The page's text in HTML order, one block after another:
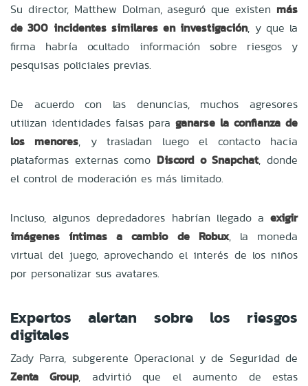
Su director, Matthew Dolman, aseguró que existen más
de 300 incidentes similares en investigación, y que la
firma habría ocultado información sobre riesgos y
pesquisas policiales previas.
De acuerdo con las denuncias, muchos agresores
utilizan identidades falsas para ganarse la confianza de
los menores, y trasladan luego el contacto hacia
plataformas externas como Discord o Snapchat, donde
el control de moderación es más limitado.
Incluso, algunos depredadores habrían llegado a exigir
imágenes íntimas a cambio de Robux, la moneda
virtual del juego, aprovechando el interés de los niños
por personalizar sus avatares.
Expertos alertan sobre los riesgos
digitales
Zady Parra, subgerente Operacional y de Seguridad de
Zenta Group, advirtió que el aumento de estas